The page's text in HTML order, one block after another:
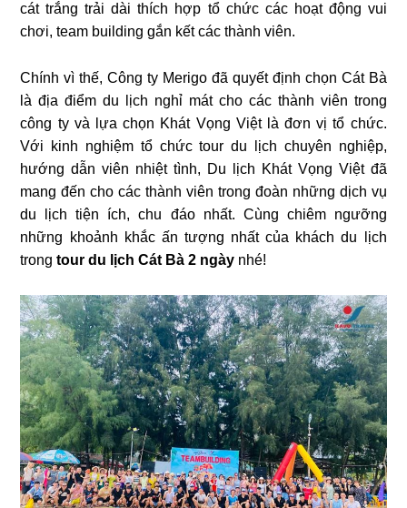
cát trắng trải dài thích hợp tổ chức các hoạt động vui
chơi, team building gắn kết các thành viên.
Chính vì thế, Công ty Merigo đã quyết định chọn Cát Bà
là địa điểm du lịch nghỉ mát cho các thành viên trong
công ty và lựa chọn Khát Vọng Việt là đơn vị tổ chức.
Với kinh nghiệm tổ chức tour du lịch chuyên nghiệp,
hướng dẫn viên nhiệt tình, Du lịch Khát Vọng Việt đã
mang đến cho các thành viên trong đoàn những dịch vụ
du lịch tiện ích, chu đáo nhất. Cùng chiêm ngưỡng
những khoảnh khắc ấn tượng nhất của khách du lịch
trongtour du lịch Cát Bà 2 ngày nhé!